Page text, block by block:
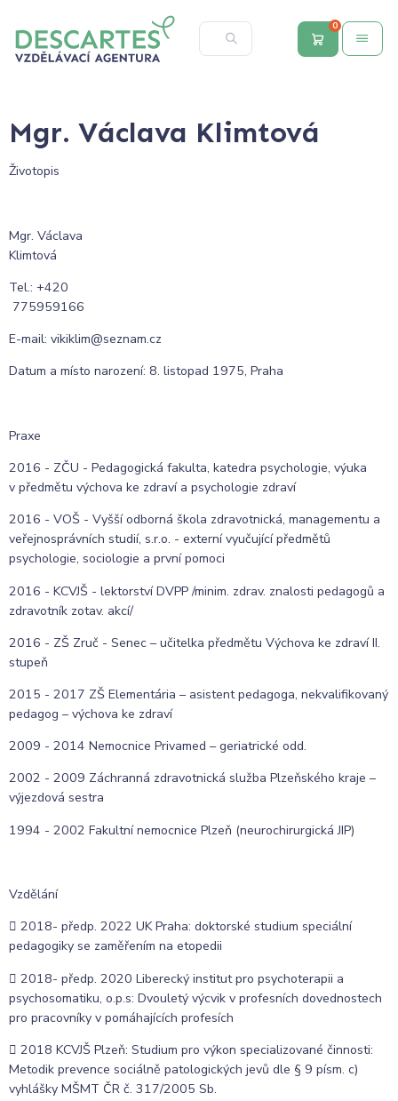
0
Mgr. Václava Klimtová
Životopis
Mgr. Václava
Tel.: +420
E-mail: vikiklim@seznam.cz
Datum a místo narození: 8. listopad 1975, Praha
Praxe
2016 - ZČU - Pedagogická fakulta, katedra psychologie, výuka
v předmětu výchova ke zdraví a psychologie zdraví
2016 - VOŠ - Vyšší odborná škola zdravotnická, managementu a
veřejnosprávních studií, s.r.o. - externí vyučující předmětů
psychologie, sociologie a první pomoci
2016 - KCVJŠ - lektorství DVPP /minim. zdrav. znalosti pedagogů a
zdravotník zotav. akcí/
2016 - ZŠ Zruč - Senec – učitelka předmětu Výchova ke zdraví II.
stupeň
2015 - 2017 ZŠ Elementária – asistent pedagoga, nekvalifikovaný
pedagog – výchova ke zdraví
2009 - 2014 Nemocnice Privamed – geriatrické odd.
2002 - 2009 Záchranná zdravotnická služba Plzeňského kraje –
výjezdová sestra
1994 - 2002 Fakultní nemocnice Plzeň (neurochirurgická JIP)
Vzdělání
 2018- předp. 2022 UK Praha: doktorské studium speciální
pedagogiky se zaměřením na etopedii
 2018- předp. 2020 Liberecký institut pro psychoterapii a
psychosomatiku, o.p.s: Dvouletý výcvik v profesních dovednostech
pro pracovníky v pomáhajících profesích
 2018 KCVJŠ Plzeň: Studium pro výkon specializované činnosti:
Metodik prevence sociálně patologických jevů dle § 9 písm. c)
vyhlášky MŠMT ČR č. 317/2005 Sb.